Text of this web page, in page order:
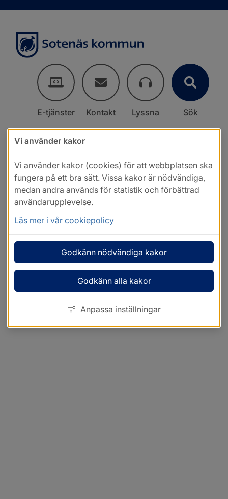
E-tjänster Kontakt Lyssna Sök
Vi använder kakor
Vi använder kakor (cookies) för att webbplatsen ska
fungera på ett bra sätt. Vissa kakor är nödvändiga,
medan andra används för statistik och förbättrad
användarupplevelse.
Läs mer i vår cookiepolicy
Godkänn nödvändiga kakor
Godkänn alla kakor
Anpassa inställningar